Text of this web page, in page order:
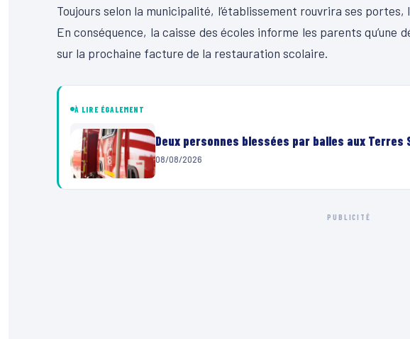
Toujours selon la municipalité, l’établissement rouvrira ses
En conséquence, la caisse des écoles informe les parents qu’une
sur la prochaine facture de la restauration scolaire.
À LIRE ÉGALEMENT
Deux personnes blessées par balles aux Terres
08/08/2026
PUBLICITÉ